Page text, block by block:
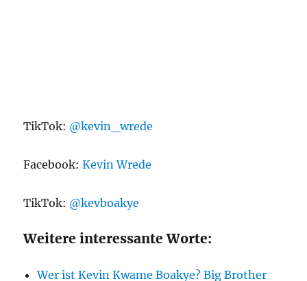
TikTok: @kevin_wrede
Facebook:Kevin Wrede
TikTok: @kevboakye
Weitere interessante Worte:
Wer ist Kevin Kwame Boakye? Big Brother